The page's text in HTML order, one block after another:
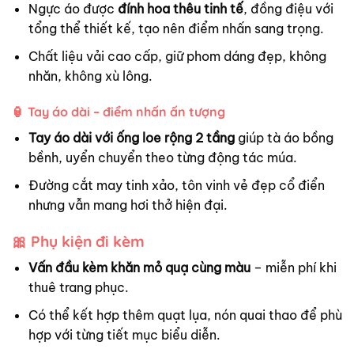
Ngực áo được đính hoa thêu tinh tế, đồng điệu với
tổng thể thiết kế, tạo nên điểm nhấn sang trọng.
Chất liệu vải cao cấp, giữ phom dáng đẹp, không
nhăn, không xù lông.
🏮 Tay áo dài – điểm nhấn ấn tượng
Tay áo dài với ống loe rộng 2 tầnggiúp tà áo bồng
bềnh, uyển chuyển theo từng động tác múa.
Đường cắt may tinh xảo, tôn vinh vẻ đẹp cổ điển
nhưng vẫn mang hơi thở hiện đại.
🎀 Phụ kiện đi kèm
Vấn đầu kèm khăn mỏ quạ cùng màu– miễn phí khi
thuê trang phục.
Có thể kết hợp thêm quạt lụa, nón quai thao để phù
hợp với từng tiết mục biểu diễn.